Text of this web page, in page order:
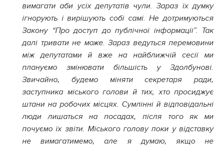
вимагати аби усіх депутатів чули. Зараз їх думку
ігнорують і вирішують собі самі. Не дотримуються
Закону “Про доступ до публічної інформації”. Так
далі тривати не може. Зараз ведуться перемовини
між депутатами й вже на найближчій сесії ми
плануємо змінювати більшість у Здолбунові.
Звичайно, будемо міняти секретаря ради,
заступника міського голови й тих, хто просиджує
штани на робочих місцях. Сумлінні й відповідальні
люди лишаться на посадах, після того як ми
почуємо їх звіти. Міського голову поки у відставку
не вимагатимемо, але я думаю, якщо не